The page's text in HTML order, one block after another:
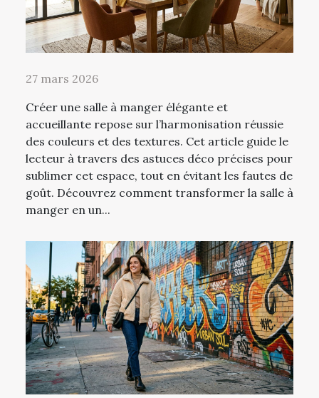
27 mars 2026
Créer une salle à manger élégante et
accueillante repose sur l’harmonisation réussie
des couleurs et des textures. Cet article guide le
lecteur à travers des astuces déco précises pour
sublimer cet espace, tout en évitant les fautes de
goût. Découvrez comment transformer la salle à
manger en un...